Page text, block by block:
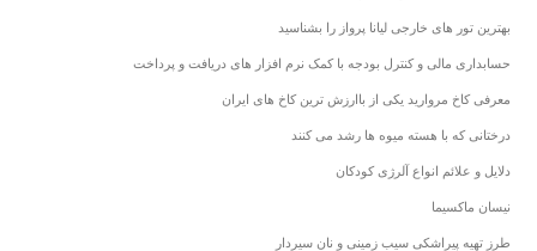
بهترین تور های خارجی لیانا پرواز را بشناسید
حسابداری مالی و کنترل بودجه با کمک نرم افزار های دریافت و پرداخت
معرفی کاخ مروارید یکی از باارزش ترین کاخ های ایران
درختانی که با هسته میوه ها رشد می کنند
دلایل و علائم انواع آلرژی کودکان
نیسان ماکسیما
طرز تهیه پیراشکی سیب زمینی و نان سیردار